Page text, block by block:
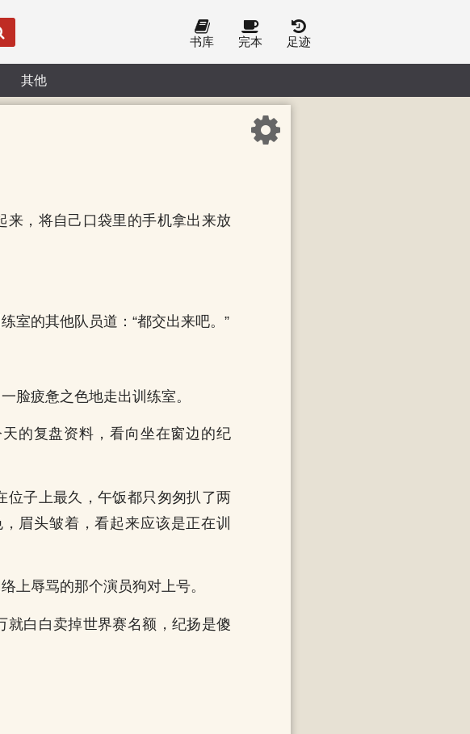
书库 完本 足迹
其他
来，将自己口袋里的手机拿出来放
室的其他队员道：“都交出来吧。”
脸疲惫之色地走出训练室。
的复盘资料，看向坐在窗边的纪
位子上最久，午饭都只匆匆扒了两
眉头皱着，看起来应该是正在训
上辱骂的那个演员狗对上号。
就白白卖掉世界赛名额，纪扬是傻